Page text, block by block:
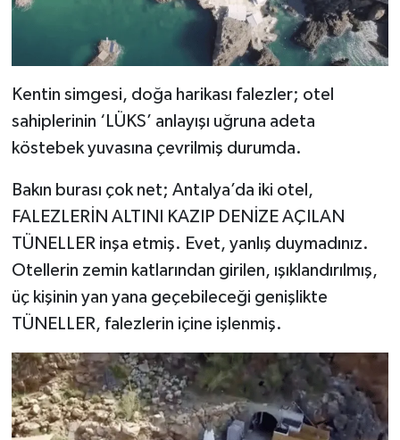
Kentin simgesi, doğa harikası falezler; otel
sahiplerinin ‘LÜKS’ anlayışı uğruna adeta
köstebek yuvasına çevrilmiş durumda.
Bakın burası çok net; Antalya’da iki otel,
FALEZLERİN ALTINI KAZIP DENİZE AÇILAN
TÜNELLER inşa etmiş. Evet, yanlış duymadınız.
Otellerin zemin katlarından girilen, ışıklandırılmış,
üç kişinin yan yana geçebileceği genişlikte
TÜNELLER, falezlerin içine işlenmiş.